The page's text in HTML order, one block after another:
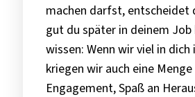
machen darfst, entscheidet
gut du später in deinem Job
wissen: Wenn wir viel in
kriegen wir auch eine Menge
Engagement, Spaß an